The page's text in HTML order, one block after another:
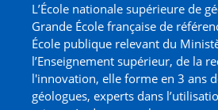
L’École nationale supérieure de
Grande École française de
École publique relevant du
l’Enseignement supérieur, de la
l'innovation, elle forme en 3 ans
géologues, experts dans